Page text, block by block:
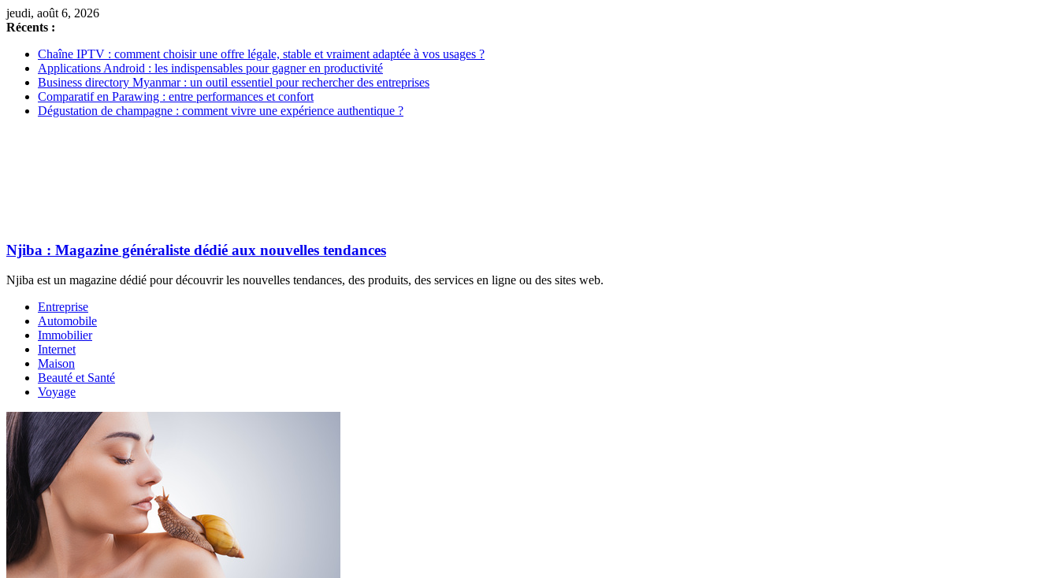
jeudi, août 6, 2026
Récents :
Chaîne IPTV : comment choisir une offre légale, stable et vraiment adaptée à vos usages ?
Applications Android : les indispensables pour gagner en productivité
Business directory Myanmar : un outil essentiel pour rechercher des entreprises
Comparatif en Parawing : entre performances et confort
Dégustation de champagne : comment vivre une expérience authentique ?
Njiba : Magazine généraliste dédié aux nouvelles tendances
Njiba est un magazine dédié pour découvrir les nouvelles tendances, des produits, des services en ligne ou des sites web.
Entreprise
Automobile
Immobilier
Internet
Maison
Beauté et Santé
Voyage